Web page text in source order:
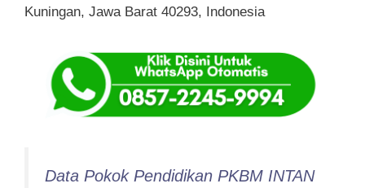
Kuningan, Jawa Barat 40293, Indonesia
Data Pokok Pendidikan PKBM INTAN